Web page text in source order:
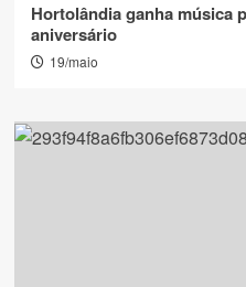
Hortolândia ganha música
aniversário
19/maio